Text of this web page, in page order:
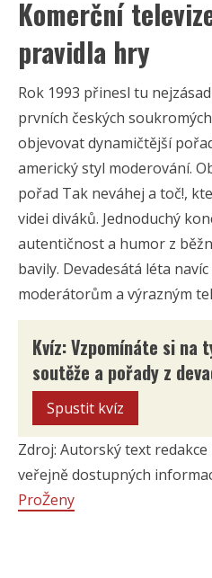
Komerční
pravidla hry
Rok 1993 přinesl tu
prvních českých
objevovat dynamičtější
americký styl moderování.
pořad Tak neváhej a toč!,
videi diváků. Jednoduchý
autentičnost a humor z
bavily. Devadesátá léta
moderátorům a výrazným
Kvíz: Vzpomínáte si
soutěže a pořady z
Spustit kvíz
Zdroj: Autorský text
veřejně dostupných
ProŽeny